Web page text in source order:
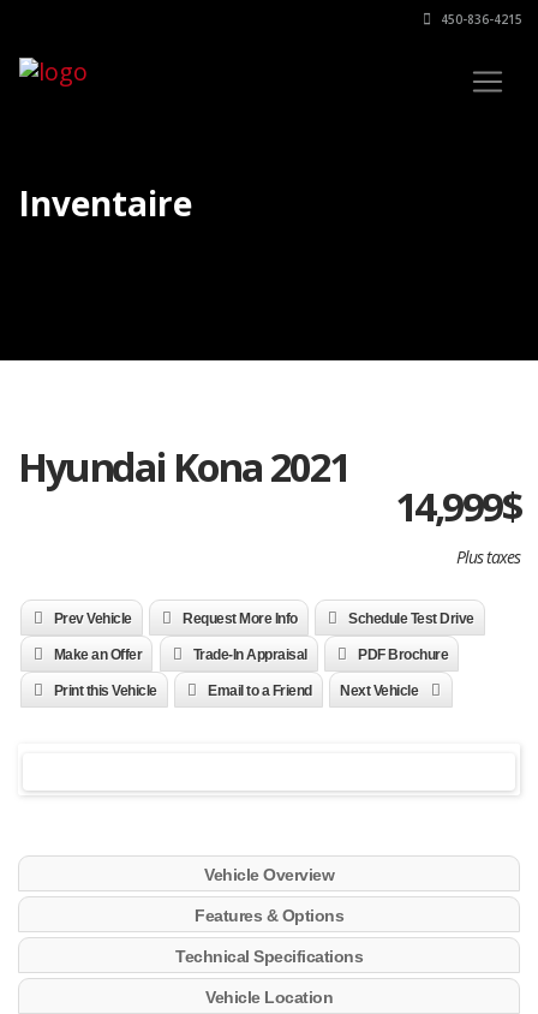
450-836-4215
Inventaire
Hyundai Kona 2021
14,999$
Plus taxes
Prev Vehicle Request More Info Schedule Test Drive
Make an Offer Trade-In Appraisal PDF Brochure
Print this Vehicle Email to a Friend Next Vehicle
Vehicle Overview
Features & Options
Technical Specifications
Vehicle Location